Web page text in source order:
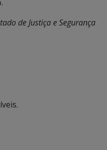
de Justiça e Segurança